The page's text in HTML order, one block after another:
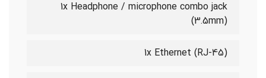
1x Headphone / microphone combo jack
(3.5mm)
1x Ethernet (RJ-45)